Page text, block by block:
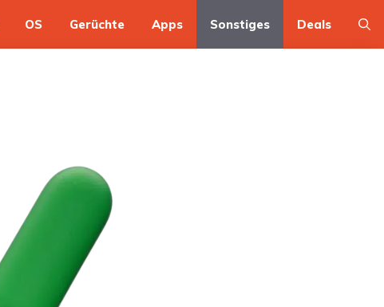
OS Gerüchte Apps Sonstiges Deals